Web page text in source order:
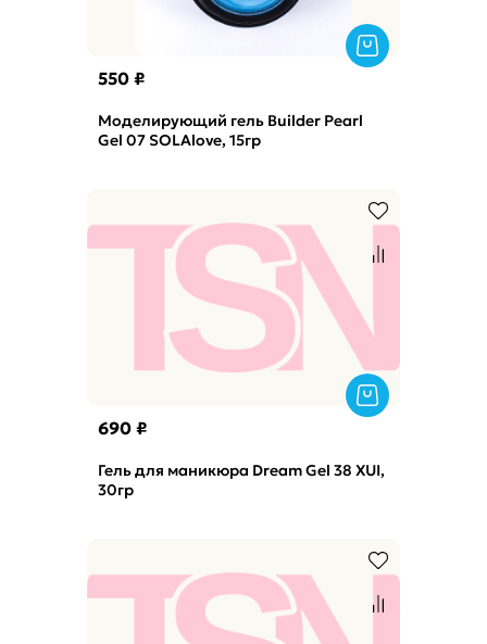
550 ₽
Моделирующий гель Builder Pearl
Gel 07 SOLAlove, 15гр
690 ₽
Гель для маникюра Dream Gel 38 XUI,
30гр